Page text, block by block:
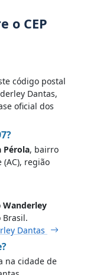
o CEP
código postal
Dantas,
oficial dos
Pérola, bairro
(AC), região
Wanderley
Brasil.
Dantas
na cidade de